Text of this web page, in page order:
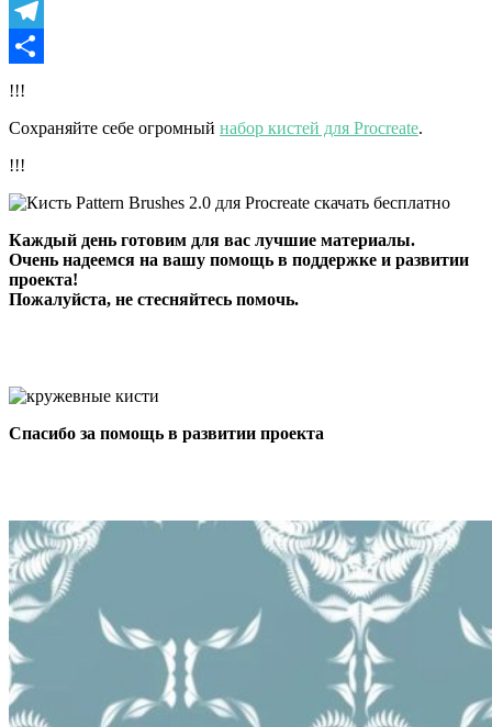
Odnoklassniki
Telegram
Отправить
!!!
Сохраняйте себе огромный набор кистей для Procreate.
!!!
Каждый день готовим для вас лучшие материалы.
Очень надеемся на вашу помощь в поддержке и развитии
проекта!
Пожалуйста, не стесняйтесь помочь.
Спасибо за помощь в развитии проекта